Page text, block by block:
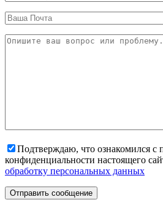
Подтверждаю, что ознакомился с
конфиденциальности настоящего
обработку персональных данных